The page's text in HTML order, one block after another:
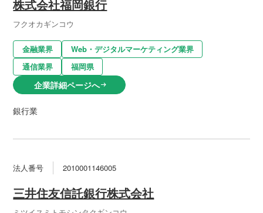
株式会社福岡銀行
フクオカギンコウ
金融業界
Web・デジタルマーケティング業界
通信業界
福岡県
企業詳細ページへarrow_right_alt
銀行業
法人番号 2010001146005
三井住友信託銀行株式会社